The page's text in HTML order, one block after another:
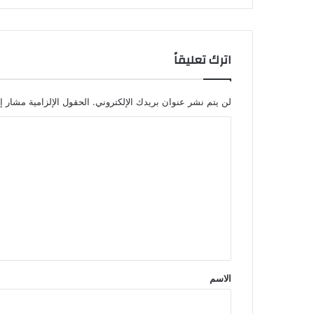
اترك تعليقاً
لن يتم نشر عنوان بريدك الإلكتروني. الحقول الإلزامية مشار
*
الاسم